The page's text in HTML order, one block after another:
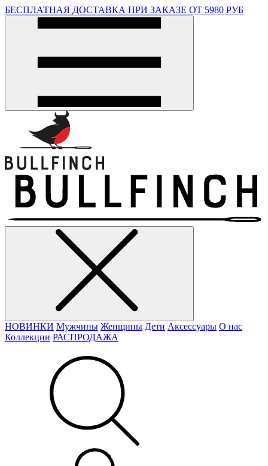
БЕСПЛАТНАЯ ДОСТАВКА ПРИ ЗАКАЗЕ ОТ 5980 РУБ
НОВИНКИ Мужчины Женщины Дети Аксессуары О нас
Коллекции РАСПРОДАЖА